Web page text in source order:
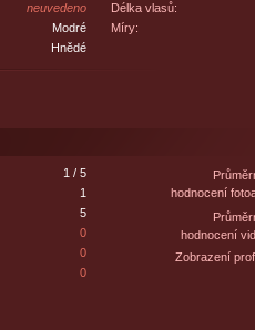
neuvedeno
Modré
Hnědé
Délka vlasů:
Míry:
1 / 5
1
5
0
0
0
hodnocení
hodnocení
Zobrazení